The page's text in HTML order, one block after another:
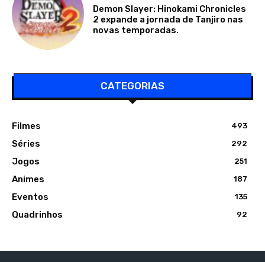
Demon Slayer: Hinokami Chronicles
2 expande a jornada de Tanjiro nas
novas temporadas.
CATEGORIAS
Filmes 493
Séries 292
Jogos 251
Animes 187
Eventos 135
Quadrinhos 92